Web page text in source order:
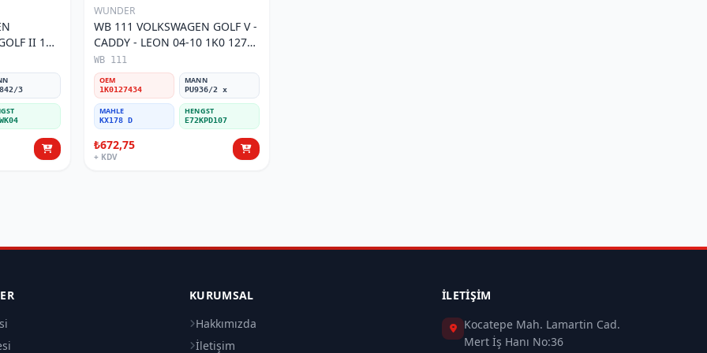
II 191
842/3
WUNDER
WB 111 VOLKSWAGEN GOLF V -
CADDY - LEON 04-10 1K0 127
434 Yakıt/Mazot Filtresi
WB 111
OEM
1K0127434
MANN
PU936/2 x
MAHLE
KX178 D
HENGST
E72KPD107
₺672,75
+ KDV
KURUMSAL
Hakkımızda
İletişim
İLETIŞIM
Kocatepe Mah. Lamartin Cad.
Mert İş Hanı No:36